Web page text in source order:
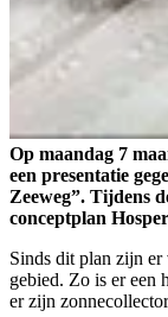
Op maandag 7
een presentatie
Zeeweg”. Tijdens
conceptplan
Sinds dit plan zijn
gebied. Zo is er een
er zijn